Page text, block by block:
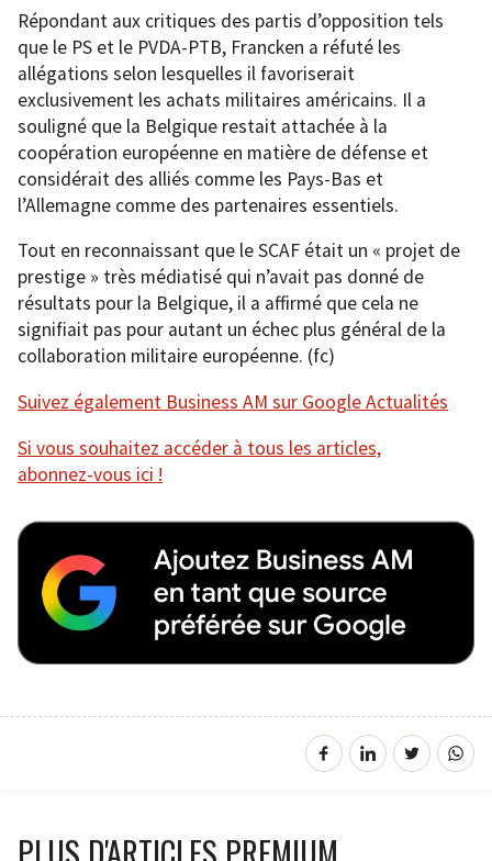
Répondant aux critiques des partis d’opposition tels
que le PS et le PVDA-PTB, Francken a réfuté les
allégations selon lesquelles il favoriserait
exclusivement les achats militaires américains. Il a
souligné que la Belgique restait attachée à la
coopération européenne en matière de défense et
considérait des alliés comme les Pays-Bas et
l’Allemagne comme des partenaires essentiels.
Tout en reconnaissant que le SCAF était un « projet de
prestige » très médiatisé qui n’avait pas donné de
résultats pour la Belgique, il a affirmé que cela ne
signifiait pas pour autant un échec plus général de la
collaboration militaire européenne. (fc)
Suivez également Business AM sur Google Actualités
Si vous souhaitez accéder à tous les articles,
abonnez-vous ici !